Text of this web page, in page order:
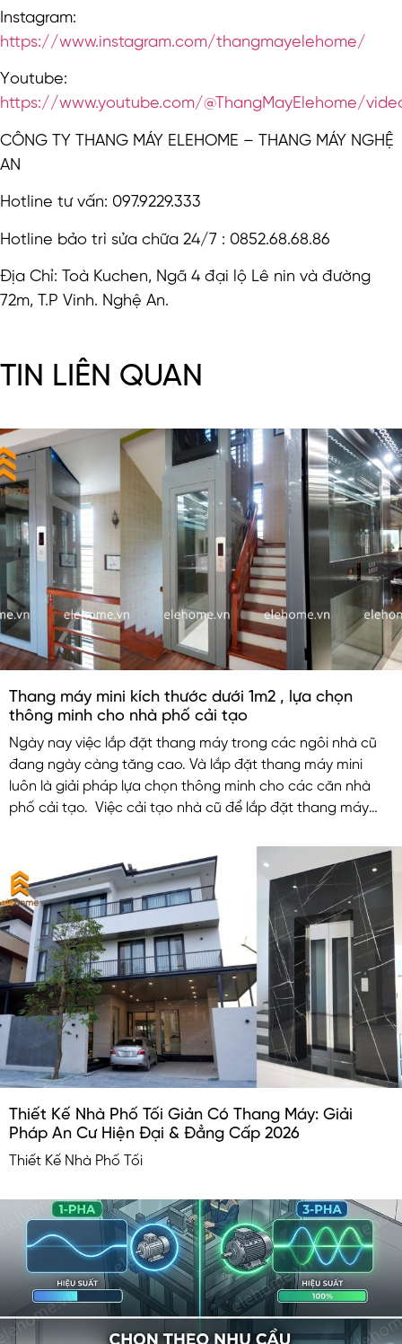
Instagram:
https://www.instagram.com/thangmayelehome/
Youtube:
https://www.youtube.com/@ThangMayElehome/
CÔNG TY THANG MÁY ELEHOME – THANG MÁY NGHỆ
AN
Hotline tư vấn: 097.9229.333
Hotline bảo trì sửa chữa 24/7 : 0852.68.68.86
Địa Chỉ: Toà Kuchen, Ngã 4 đại lộ Lê nin và đường
72m, T.P Vinh. Nghệ An.
TIN LIÊN QUAN
Thang máy mini kích thước dưới 1m2 , lựa chọn
thông minh cho nhà phố cải tạo
Ngày nay việc lắp đặt thang máy trong các ngôi nhà cũ
đang ngày càng tăng cao. Và lắp đặt thang máy mini
luôn là giải pháp lựa chọn thông minh cho các căn nhà
phố cải tạo. Việc cải tạo nhà cũ để lắp đặt thang máy
sống mà còn làm tăng giá trị cho căn nhà.
Thiết Kế Nhà Phố Tối Giản Có Thang Máy: Giải
Pháp An Cư Hiện Đại & Đẳng Cấp 2026
Thiết Kế Nhà Phố Tối